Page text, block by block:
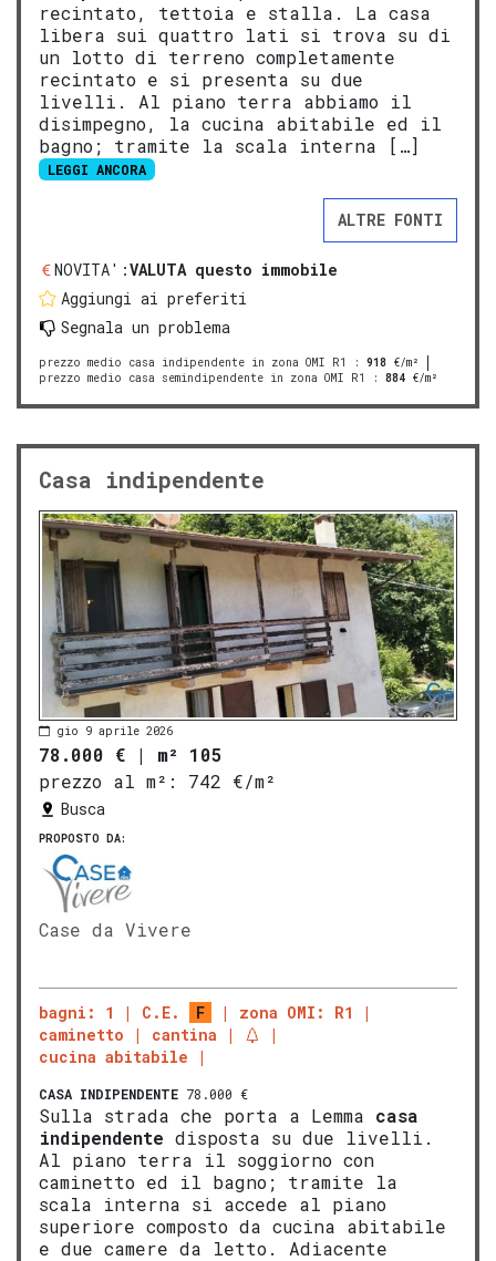
recintato, tettoia e stalla. La casa
libera sui quattro lati si trova su di
un lotto di terreno completamente
recintato e si presenta su due
livelli. Al piano terra abbiamo il
disimpegno, la cucina abitabile ed il
bagno; tramite la scala interna […]
LEGGI ANCORA
ALTRE FONTI
NOVITA':VALUTA questo immobile
Aggiungi ai preferiti
Segnala un problema
prezzo medio casa indipendente in zona OMI R1 : 918 €/m²
prezzo medio casa semindipendente in zona OMI R1
: 884 €/m²
Casa indipendente
gio 9 aprile 2026
78.000 € | m² 105
prezzo al m²:
742 €/m²
Busca
PROPOSTO DA:
Case da Vivere
bagni: 1 C.E. F
zona OMI: R1
caminetto
cantina
cucina abitabile
CASA INDIPENDENTE 78.000 €
Sulla strada che porta a Lemma casa
indipendente disposta su due livelli.
Al piano terra il soggiorno con
caminetto ed il bagno; tramite la
scala interna si accede al piano
superiore composto da cucina abitabile
e due camere da letto. Adiacente